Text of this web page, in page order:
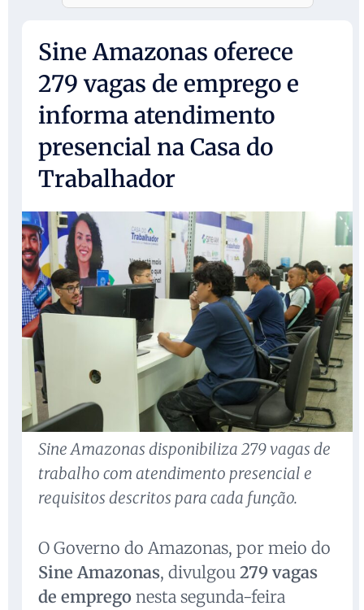
Sine Amazonas oferece
279 vagas de emprego e
informa atendimento
presencial na Casa do
Trabalhador
Sine Amazonas disponibiliza 279 vagas de
trabalho com atendimento presencial e
requisitos descritos para cada função.
O Governo do Amazonas, por meio do
Sine Amazonas, divulgou 279 vagas
de emprego nesta segunda-feira